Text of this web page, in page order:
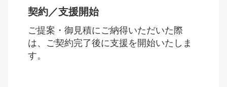
契約／支援開始
ご提案・御見積にご納得いただいた際
は、ご契約完了後に支援を開始いたしま
す。